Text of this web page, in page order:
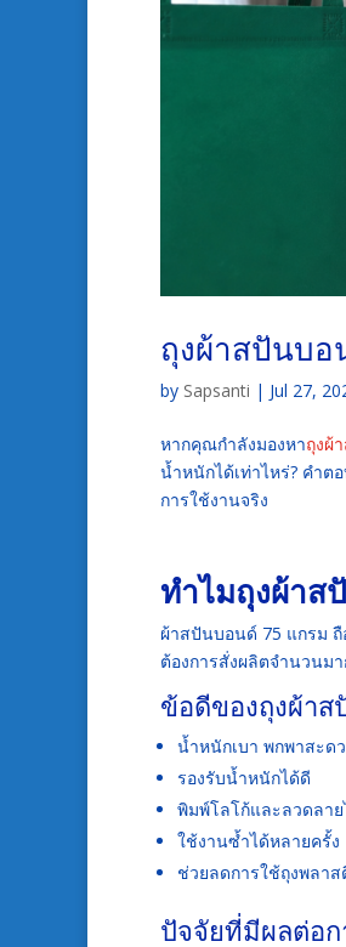
ถุงผ้าสปันบอ
by Sapsanti | Jul 27,
หากคุณกำลังมองหาถุงผ้
น้ำหนักได้เท่าไหร่? คำ
การใช้งานจริง
ทำไมถุงผ้าส
ผ้าสปันบอนด์ 75 แกรม
ต้องการสั่งผลิตจำนวนม
ข้อดีของถุงผ้า
น้ำหนักเบา พกพาสะด
รองรับน้ำหนักได้ดี
พิมพ์โลโก้และลวดลา
ใช้งานซ้ำได้หลายครั้ง
ช่วยลดการใช้ถุงพลาส
ปัจจัยที่มีผลต่อ